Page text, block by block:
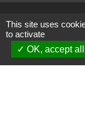
This site uses
to activate
OK, accept all